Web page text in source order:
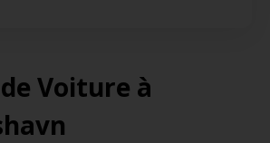
Voiture à